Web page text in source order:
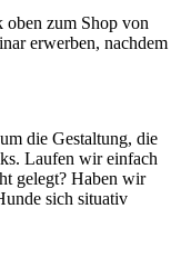
oben zum Shop von
erwerben, nachdem
die Gestaltung, die
Laufen wir einfach
gelegt? Haben wir
sich situativ